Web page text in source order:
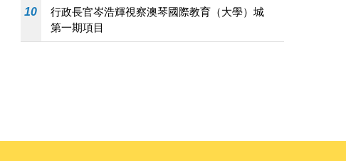
10
行政長官岑浩輝視察澳琴國際教育（大學）城
第一期項目